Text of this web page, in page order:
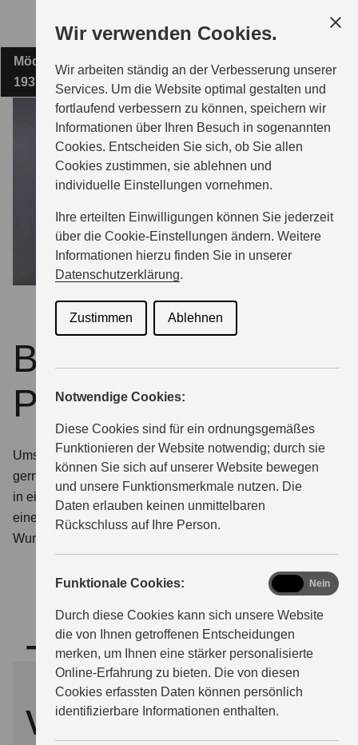
Wir verwenden Cookies.
Wir arbeiten ständig an der Verbesserung unserer
Services. Um die Website optimal gestalten und
fortlaufend verbessern zu können, speichern wir
Informationen über Ihren Besuch in sogenannten
Cookies. Entscheiden Sie sich, ob Sie allen
Cookies zustimmen, sie ablehnen und
individuelle Einstellungen vornehmen.
Ihre erteilten Einwilligungen können Sie jederzeit
über die Cookie-Einstellungen ändern. Weitere
Informationen hierzu finden Sie in unserer
Datenschutzerklärung.
Zustimmen Ablehnen
Notwendige Cookies:
Diese Cookies sind für ein ordnungsgemäßes
Funktionieren der Website notwendig; durch sie
können Sie sich auf unserer Website bewegen
und unsere Funktionsmerkmale nutzen. Die
Daten erlauben keinen unmittelbaren
Rückschluss auf Ihre Person.
Funktionale Cookies:
Durch diese Cookies kann sich unsere Website
die von Ihnen getroffenen Entscheidungen
merken, um Ihnen eine stärker personalisierte
Online-Erfahrung zu bieten. Die von diesen
Cookies erfassten Daten können persönlich
identifizierbare Informationen enthalten.
functional
Nein
Hauptinhalt
AUTOHAUS BORN GMBH
MODELLE
ZUBEHÖR
BERATUNG & KAUF
SERVICE
ÜBER UNS
Möderitzer Weg 56
19370 Parchim
Beratung und
Probefahrttermin
Umschauen, einsteigen, losfahren. Wir stellen Ihnen
gerne die Modelle von Suzuki aus nächster Nähe vor –
in einem persönlichen Beratungsgespräch oder bei
einer Probefahrt. Teilen Sie uns hierfür einfach Ihren
Wunschtermin mit.
Termin
vereinbaren